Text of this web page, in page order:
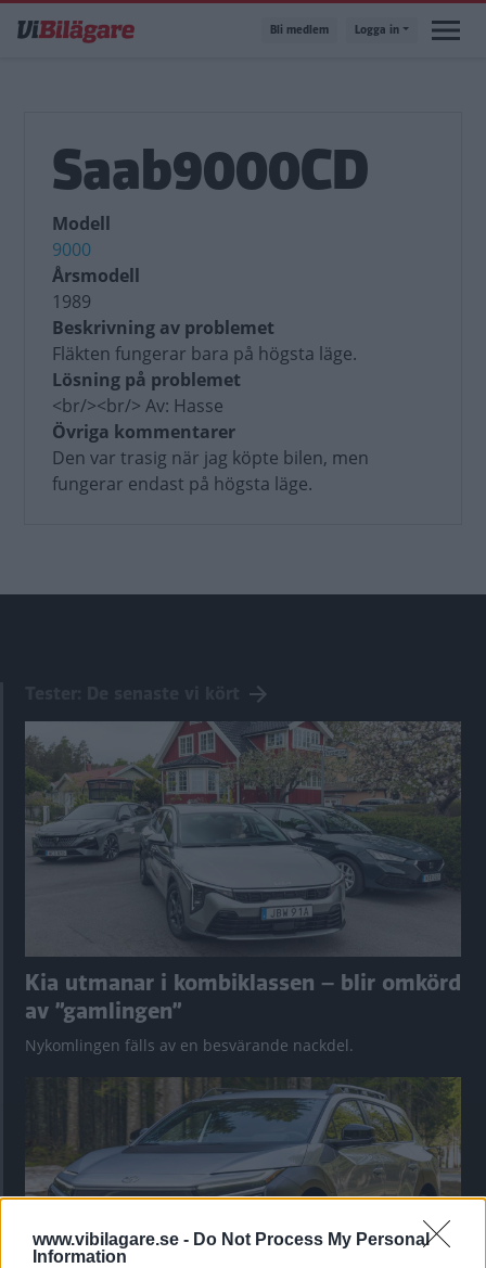
www.vibilagare.se - Do Not Process My Personal
Information
till
Bli medlem Logga in
Saab9000CD
Modell
9000
Årsmodell
1989
Beskrivning av problemet
Fläkten fungerar bara på högsta läge.
Lösning på problemet
<br/><br/> Av: Hasse
Övriga kommentarer
Den var trasig när jag köpte bilen, men
fungerar endast på högsta läge.
Kia utmanar i kombiklassen – blir omkörd
av ”gamlingen”
Nykomlingen fälls av en besvärande nackdel.